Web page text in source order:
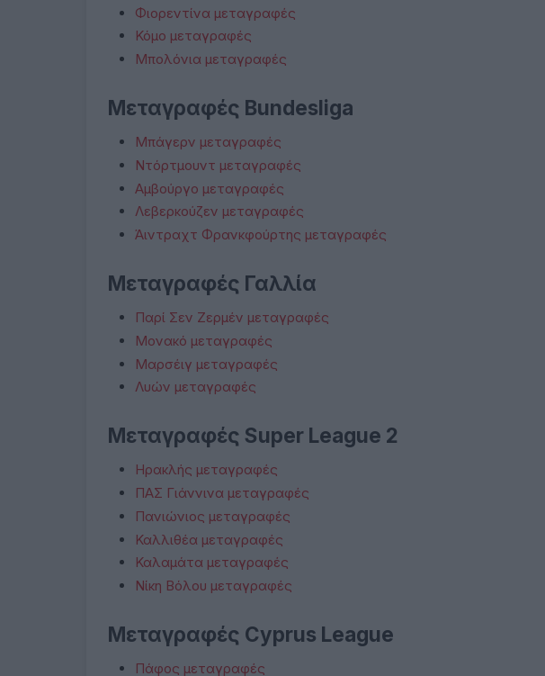
Φιορεντίνα μεταγραφές
Κόμο μεταγραφές
Μπολόνια μεταγραφές
Μεταγραφές Bundesliga
Μπάγερν μεταγραφές
Ντόρτμουντ μεταγραφές
Αμβούργο μεταγραφές
Λεβερκούζεν μεταγραφές
Άιντραχτ Φρανκφούρτης μεταγραφές
Μεταγραφές Γαλλία
Παρί Σεν Ζερμέν μεταγραφές
Μονακό μεταγραφές
Μαρσέιγ μεταγραφές
Λυών μεταγραφές
Μεταγραφές Super League 2
Ηρακλής μεταγραφές
ΠΑΣ Γιάννινα μεταγραφές
Πανιώνιος μεταγραφές
Καλλιθέα μεταγραφές
Καλαμάτα μεταγραφές
Νίκη Βόλου μεταγραφές
Μεταγραφές Cyprus League
Πάφος μεταγραφές